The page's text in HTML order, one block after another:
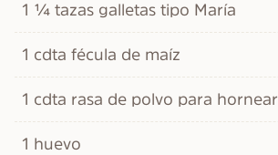
1 ¼ tazas galletas tipo María
1 cdta fécula de maíz
1 cdta rasa de polvo para hornear
1 huevo